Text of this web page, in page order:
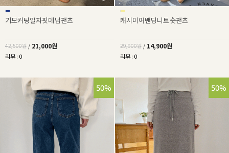
기모커팅일자핏데님팬츠
42,500원 / 21,000원
리뷰 : 0
캐시미어밴딩니트숏팬츠
29,900원 / 14,900원
리뷰 : 0
50% 50%